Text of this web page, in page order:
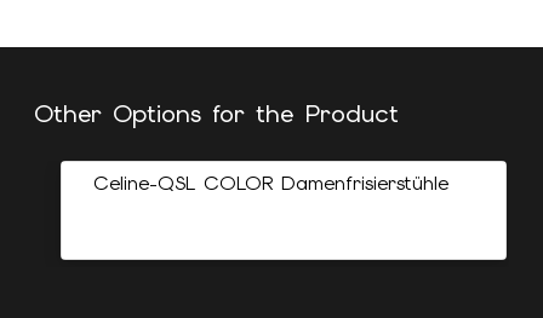
Other Options for the Product
Celine-QSL COLOR Damenfrisierstühle